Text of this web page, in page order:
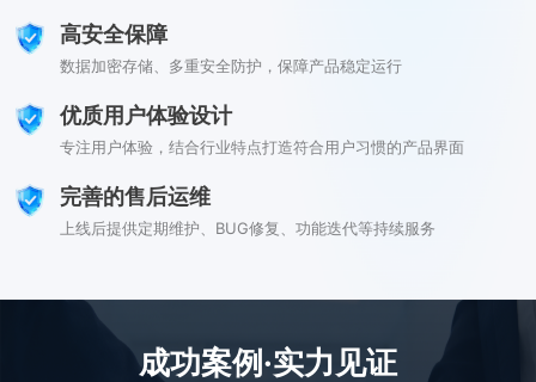
高安全保障
数据加密存储、多重安全防护，保障产品稳定运行
优质用户体验设计
专注用户体验，结合行业特点打造符合用户习惯的产品界面
完善的售后运维
上线后提供定期维护、BUG修复、功能迭代等持续服务
成功案例·实力见证